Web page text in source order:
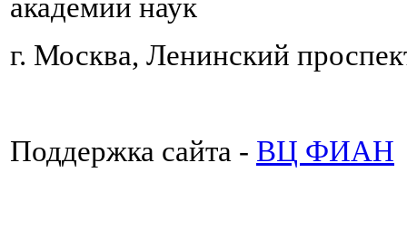
академии наук
г. Москва, Ленинский
Поддержка сайта - ВЦ ФИАН